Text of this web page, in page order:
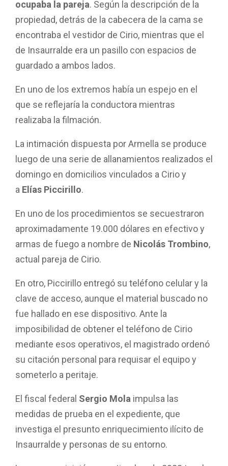
ocupaba la pareja. Según la descripción de la
propiedad, detrás de la cabecera de la cama se
encontraba el vestidor de Cirio, mientras que el
de Insaurralde era un pasillo con espacios de
guardado a ambos lados.
En uno de los extremos había un espejo en el
que se reflejaría la conductora mientras
realizaba la filmación.
La intimación dispuesta por Armella se produce
luego de una serie de allanamientos realizados el
domingo en domicilios vinculados a Cirio y
a Elías Piccirillo.
En uno de los procedimientos se secuestraron
aproximadamente 19.000 dólares en efectivo y
armas de fuego a nombre de Nicolás Trombino,
actual pareja de Cirio.
En otro, Piccirillo entregó su teléfono celular y la
clave de acceso, aunque el material buscado no
fue hallado en ese dispositivo. Ante la
imposibilidad de obtener el teléfono de Cirio
mediante esos operativos, el magistrado ordenó
su citación personal para requisar el equipo y
someterlo a peritaje.
El fiscal federal Sergio Mola impulsa las
medidas de prueba en el expediente, que
investiga el presunto enriquecimiento ilícito de
Insaurralde y personas de su entorno.